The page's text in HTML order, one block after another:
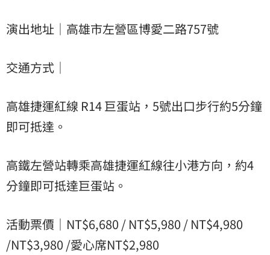
演出地址｜高雄市左營區博愛二路757號
交通方式｜
高雄捷運紅線 R14 巨蛋站，5號出口步行約5分鐘
即可抵達。
高鐵左營站轉乘高雄捷運紅線往小港方向，約4
分鐘即可抵達巨蛋站。
活動票價｜NT$6,680 / NT$5,980 / NT$4,980
/NT$3,980 /愛心席NT$2,980